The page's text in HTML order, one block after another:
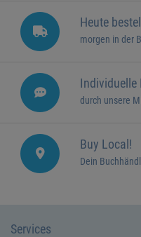
Heute
morgen in der
Individuelle
durch unsere
Buy Local!
Dein
Services